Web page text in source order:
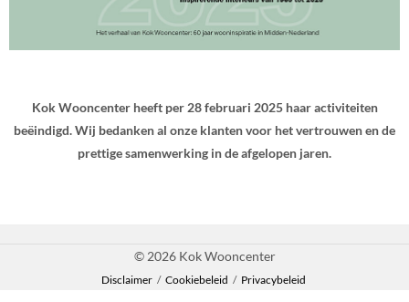
Kok Wooncenter heeft per 28 februari 2025 haar activiteiten
beëindigd. Wij bedanken al onze klanten voor het vertrouwen en de
prettige samenwerking in de afgelopen jaren.
© 2026 Kok Wooncenter
Disclaimer / Cookiebeleid / Privacybeleid